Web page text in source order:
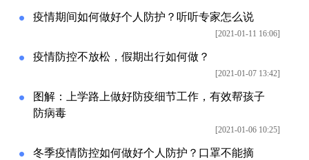
疫情期间如何做好个人防护？听听专家怎么说
[2021-01-11 16:06]
疫情防控不放松，假期出行如何做？
[2021-01-07 13:42]
图解：上学路上做好防疫细节工作，有效帮孩子
防病毒
[2021-01-06 10:25]
冬季疫情防控如何做好个人防护？口罩不能摘